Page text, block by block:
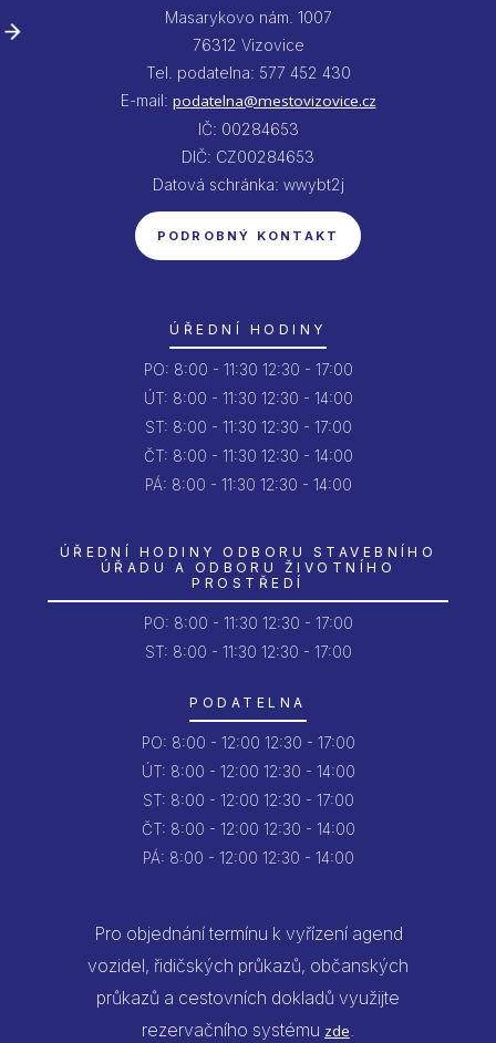
Masarykovo nám. 1007
76312 Vizovice
Tel. podatelna: 577 452 430
E-mail: podatelna@mestovizovice.cz
IČ: 00284653
DIČ: CZ00284653
Datová schránka: wwybt2j
PODROBNÝ KONTAKT
ÚŘEDNÍ HODINY
PO: 8:00 - 11:30 12:30 - 17:00
ÚT: 8:00 - 11:30 12:30 - 14:00
ST: 8:00 - 11:30 12:30 - 17:00
ČT: 8:00 - 11:30 12:30 - 14:00
PÁ: 8:00 - 11:30 12:30 - 14:00
ÚŘEDNÍ HODINY ODBORU STAVEBNÍHO
ÚŘADU A ODBORU ŽIVOTNÍHO
PROSTŘEDÍ
PO: 8:00 - 11:30 12:30 - 17:00
ST: 8:00 - 11:30 12:30 - 17:00
PODATELNA
PO: 8:00 - 12:00 12:30 - 17:00
ÚT: 8:00 - 12:00 12:30 - 14:00
ST: 8:00 - 12:00 12:30 - 17:00
ČT: 8:00 - 12:00 12:30 - 14:00
PÁ: 8:00 - 12:00 12:30 - 14:00
Pro objednání termínu k vyřízení agend
vozidel, řidičských průkazů, občanských
průkazů a cestovních dokladů využijte
rezervačního systému zde.